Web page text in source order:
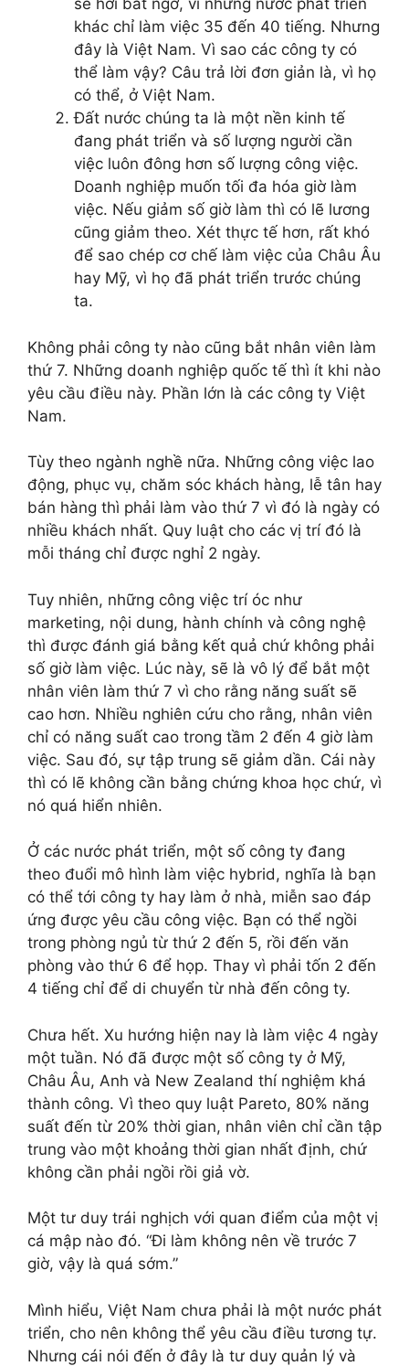
sẽ hơi bất ngờ, vì những nước phát triển
khác chỉ làm việc 35 đến 40 tiếng. Nhưng
đây là Việt Nam. Vì sao các công ty có
thể làm vậy? Câu trả lời đơn giản là, vì họ
có thể, ở Việt Nam.
Đất nước chúng ta là một nền kinh tế
đang phát triển và số lượng người cần
việc luôn đông hơn số lượng công việc.
Doanh nghiệp muốn tối đa hóa giờ làm
việc. Nếu giảm số giờ làm thì có lẽ lương
cũng giảm theo. Xét thực tế hơn, rất khó
để sao chép cơ chế làm việc của Châu Âu
hay Mỹ, vì họ đã phát triển trước chúng
ta.
Không phải công ty nào cũng bắt nhân viên làm
thứ 7. Những doanh nghiệp quốc tế thì ít khi nào
yêu cầu điều này. Phần lớn là các công ty Việt
Nam.
Tùy theo ngành nghề nữa. Những công việc lao
động, phục vụ, chăm sóc khách hàng, lễ tân hay
bán hàng thì phải làm vào thứ 7 vì đó là ngày có
nhiều khách nhất. Quy luật cho các vị trí đó là
mỗi tháng chỉ được nghỉ 2 ngày.
Tuy nhiên, những công việc trí óc như
marketing, nội dung, hành chính và công nghệ
thì được đánh giá bằng kết quả chứ không phải
số giờ làm việc. Lúc này, sẽ là vô lý để bắt một
nhân viên làm thứ 7 vì cho rằng năng suất sẽ
cao hơn. Nhiều nghiên cứu cho rằng, nhân viên
chỉ có năng suất cao trong tầm 2 đến 4 giờ làm
việc. Sau đó, sự tập trung sẽ giảm dần. Cái này
thì có lẽ không cần bằng chứng khoa học chứ, vì
nó quá hiển nhiên.
Ở các nước phát triển, một số công ty đang
theo đuổi mô hình làm việc hybrid, nghĩa là bạn
có thể tới công ty hay làm ở nhà, miễn sao đáp
ứng được yêu cầu công việc. Bạn có thể ngồi
trong phòng ngủ từ thứ 2 đến 5, rồi đến văn
phòng vào thứ 6 để họp. Thay vì phải tốn 2 đến
4 tiếng chỉ để di chuyển từ nhà đến công ty.
Chưa hết. Xu hướng hiện nay là làm việc 4 ngày
một tuần. Nó đã được một số công ty ở Mỹ,
Châu Âu, Anh và New Zealand thí nghiệm khá
thành công. Vì theo quy luật Pareto, 80% năng
suất đến từ 20% thời gian, nhân viên chỉ cần tập
trung vào một khoảng thời gian nhất định, chứ
không cần phải ngồi rồi giả vờ.
Một tư duy trái nghịch với quan điểm của một vị
cá mập nào đó. “Đi làm không nên về trước 7
giờ, vậy là quá sớm.”
Mình hiểu, Việt Nam chưa phải là một nước phát
triển, cho nên không thể yêu cầu điều tương tự.
Nhưng cái nói đến ở đây là tư duy quản lý và